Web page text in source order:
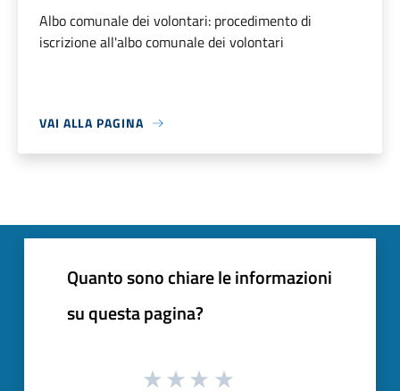
Albo comunale dei volontari: procedimento di
iscrizione all'albo comunale dei volontari
VAI ALLA PAGINA
Quanto sono chiare le informazioni
su questa pagina?